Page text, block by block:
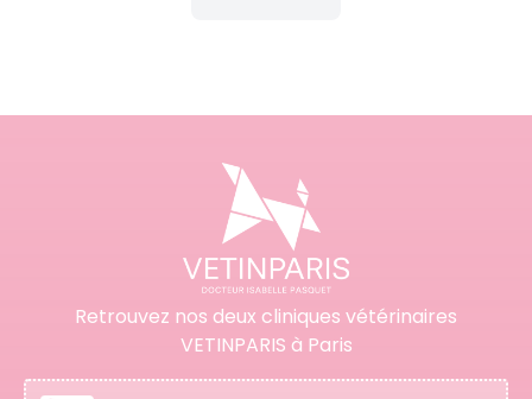
Retrouvez nos deux cliniques vétérinaires
VETINPARIS à Paris